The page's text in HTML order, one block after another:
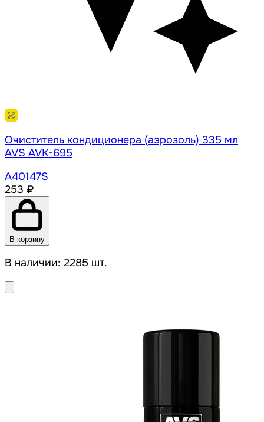
Очиститель кондиционера (аэрозоль) 335 мл
AVS AVK-695
A40147S
253 ₽
В корзину
В наличии: 2285 шт.